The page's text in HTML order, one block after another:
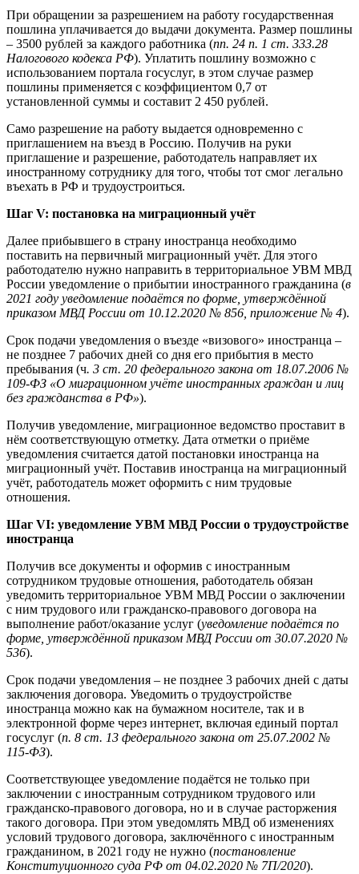
При обращении за разрешением на работу государственная
пошлина уплачивается до выдачи документа. Размер пошлины
– 3500 рублей за каждого работника (пп. 24 п. 1 ст. 333.28
Налогового кодекса РФ). Уплатить пошлину возможно с
использованием портала госуслуг, в этом случае размер
пошлины применяется с коэффициентом 0,7 от
установленной суммы и составит 2 450 рублей.
Само разрешение на работу выдается одновременно с
приглашением на въезд в Россию. Получив на руки
приглашение и разрешение, работодатель направляет их
иностранному сотруднику для того, чтобы тот смог легально
въехать в РФ и трудоустроиться.
Шаг V: постановка на миграционный учёт
Далее прибывшего в страну иностранца необходимо
поставить на первичный миграционный учёт. Для этого
работодателю нужно направить в территориальное УВМ МВД
России уведомление о прибытии иностранного гражданина (в
2021 году уведомление подаётся по форме, утверждённой
приказом МВД России от 10.12.2020 № 856, приложение № 4).
Срок подачи уведомления о въезде «визового» иностранца –
не позднее 7 рабочих дней со дня его прибытия в место
пребывания (ч. 3 ст. 20 федерального закона от 18.07.2006 №
109-ФЗ «О миграционном учёте иностранных граждан и лиц
без гражданства в РФ»).
Получив уведомление, миграционное ведомство проставит в
нём соответствующую отметку. Дата отметки о приёме
уведомления считается датой постановки иностранца на
миграционный учёт. Поставив иностранца на миграционный
учёт, работодатель может оформить с ним трудовые
отношения.
Шаг VI: уведомление УВМ МВД России о трудоустройстве
иностранца
Получив все документы и оформив с иностранным
сотрудником трудовые отношения, работодатель обязан
уведомить территориальное УВМ МВД России о заключении
с ним трудового или гражданско-правового договора на
выполнение работ/оказание услуг (уведомление подаётся по
форме, утверждённой приказом МВД России от 30.07.2020 №
536).
Срок подачи уведомления – не позднее 3 рабочих дней с даты
заключения договора. Уведомить о трудоустройстве
иностранца можно как на бумажном носителе, так и в
электронной форме через интернет, включая единый портал
госуслуг (п. 8 ст. 13 федерального закона от 25.07.2002 №
115-ФЗ).
Соответствующее уведомление подаётся не только при
заключении с иностранным сотрудником трудового или
гражданско-правового договора, но и в случае расторжения
такого договора. При этом уведомлять МВД об изменениях
условий трудового договора, заключённого с иностранным
гражданином, в 2021 году не нужно (постановление
Конституционного суда РФ от 04.02.2020 № 7П/2020).